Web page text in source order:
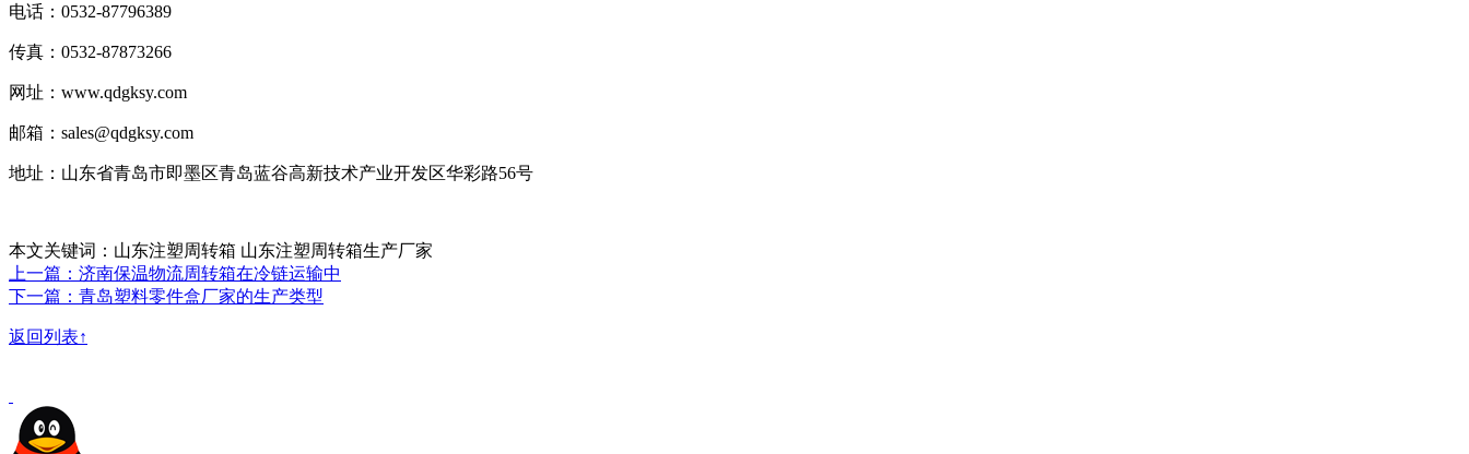
电话：0532-87796389
传真：0532-87873266
网址：www.qdgksy.com
邮箱：sales@qdgksy.com
地址：山东省青岛市即墨区青岛蓝谷高新技术产业开发区华彩路56号
本文关键词：山东注塑周转箱 山东注塑周转箱生产厂家
上一篇：济南保温物流周转箱在冷链运输中
下一篇：青岛塑料零件盒厂家的生产类型
返回列表↑